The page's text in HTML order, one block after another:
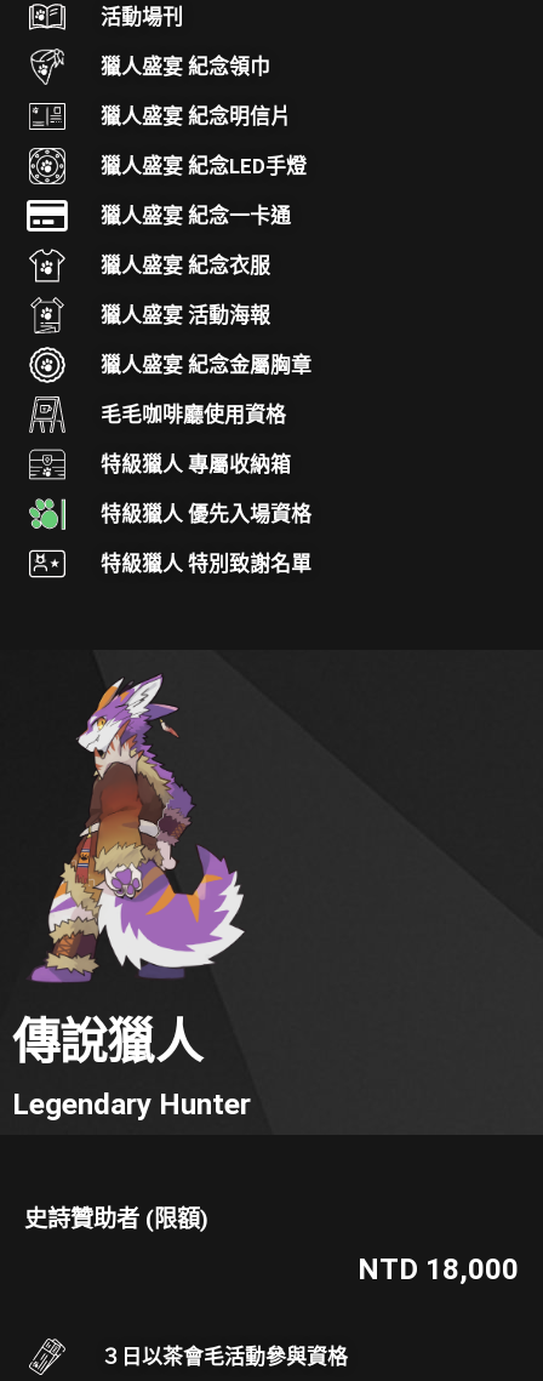
活動場刊
獵人盛宴 紀念領巾
獵人盛宴 紀念明信片
獵人盛宴 紀念LED手燈
獵人盛宴 紀念一卡通
獵人盛宴 紀念衣服
獵人盛宴 活動海報
獵人盛宴 紀念金屬胸章
毛毛咖啡廳使用資格
特級獵人 專屬收納箱
特級獵人 優先入場資格
特級獵人 特別致謝名單
傳說獵人
Legendary Hunter
史詩贊助者 (限額)
NTD 18,000
３日以茶會毛活動參與資格